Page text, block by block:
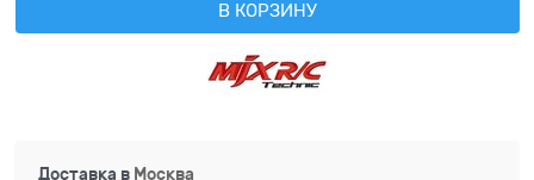
В КОРЗИНУ
Доставка в Москва